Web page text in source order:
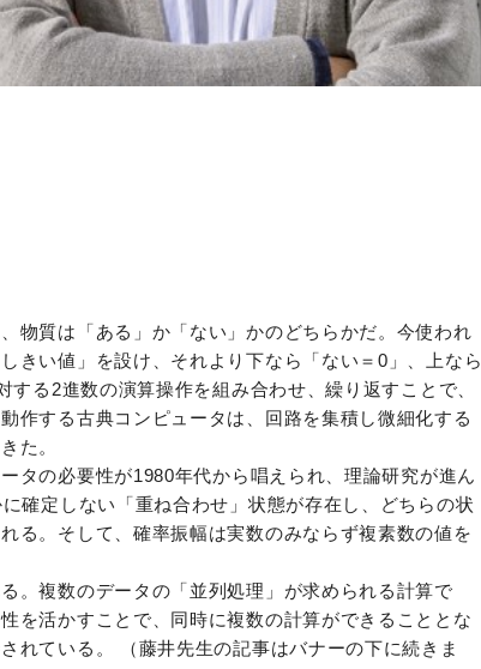
物質は「ある」か「ない」かのどちらかだ。今使われ
きい値」を設け、それより下なら「ない＝0」、上なら
る2進数の演算操作を組み合わせ、繰り返すことで、
作する古典コンピュータは、回路を集積し微細化する
た。
タの必要性が1980年代から唱えられ、理論研究が進ん
確定しない「重ね合わせ」状態が存在し、どちらの状
る。そして、確率振幅は実数のみならず複素数の値を
。複数のデータの「並列処理」が求められる計算で
を活かすことで、同時に複数の計算ができることとな
れている。 （藤井先生の記事はバナーの下に続きま